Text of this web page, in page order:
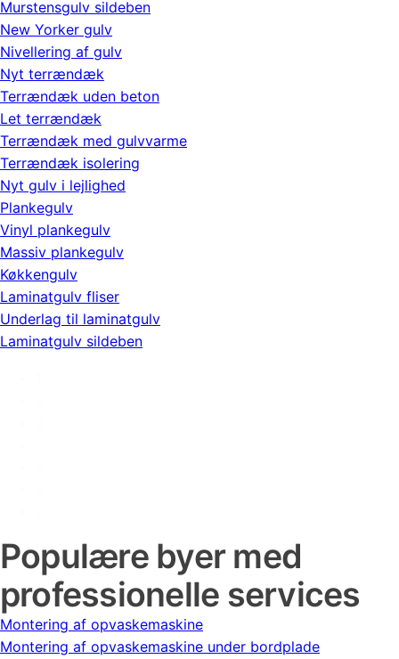
Murstensgulv sildeben
New Yorker gulv
Nivellering af gulv
Nyt terrændæk
Terrændæk uden beton
Let terrændæk
Terrændæk med gulvvarme
Terrændæk isolering
Nyt gulv i lejlighed
Plankegulv
Vinyl plankegulv
Massiv plankegulv
Køkkengulv
Laminatgulv fliser
Underlag til laminatgulv
Laminatgulv sildeben
Populære byer med
professionelle services
Montering af opvaskemaskine
Montering af opvaskemaskine under bordplade